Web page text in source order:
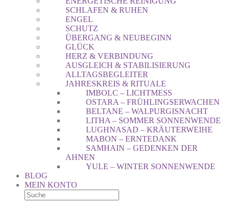
SCHLAFEN & RUHEN
ENGEL
SCHUTZ
ÜBERGANG & NEUBEGINN
GLÜCK
HERZ & VERBINDUNG
AUSGLEICH & STABILISIERUNG
ALLTAGSBEGLEITER
JAHRESKREIS & RITUALE
IMBOLC – LICHTMESS
OSTARA – FRÜHLINGSERWACHEN
BELTANE – WALPURGISNACHT
LITHA – SOMMER SONNENWENDE
LUGHNASAD – KRÄUTERWEIHE
MABON – ERNTEDANK
SAMHAIN – GEDENKEN DER
AHNEN
YULE – WINTER SONNENWENDE
BLOG
MEIN KONTO